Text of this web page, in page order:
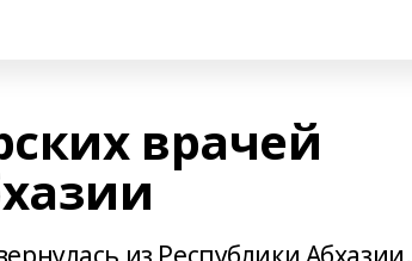
врачей